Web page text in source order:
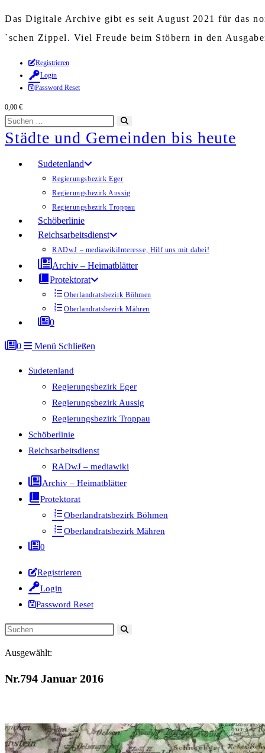
Das Digitale Archive gibt es seit August 2021 für das
`schen Zippel. Viel Freude beim Stöbern in den
Zum
Inhalt
springen
Registrieren
Login
Password Reset
0,00 €
Diese
Website
durchsuchen
starten
Städte und Gemeinden bis heute
Sudetenland
Regierungsbezirk Eger
Regierungsbezirk Aussig
Regierungsbezirk Troppau
Schöberlinie
Reichsarbeitsdienst
RADwJ – mediawikiInteresse, Hilf uns mit dabei!
Archiv – Heimatblätter
Protektorat
Oberlandratsbezirk Böhmen
Oberlandratsbezirk Mähren
0
0 Menü Schließen
Sudetenland
Regierungsbezirk Eger
Regierungsbezirk Aussig
Regierungsbezirk Troppau
Schöberlinie
Reichsarbeitsdienst
RADwJ – mediawiki
Archiv – Heimatblätter
Protektorat
Oberlandratsbezirk Böhmen
Oberlandratsbezirk Mähren
0
Registrieren
Login
Password Reset
Diese
durchsuchen
Ausgewählt:
Nr.794 Januar 2016